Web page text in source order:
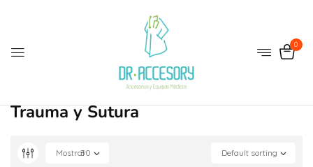
0
Trauma y Sutura
Default sorting
Mostrar30